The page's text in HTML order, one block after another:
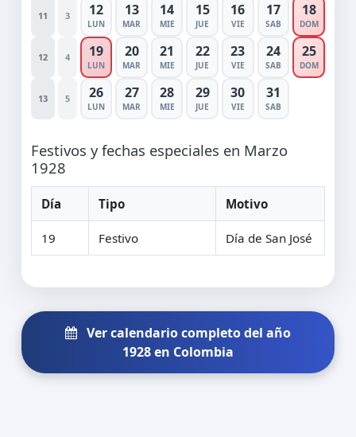
11 3 12
LUN
13
MAR
14
MIE
15
JUE
16
VIE
17
SAB
18
DOM
12 4 19
LUN
20
MAR
21
MIE
22
JUE
23
VIE
24
SAB
25
DOM
13 5 26
LUN
27
MAR
28
MIE
29
JUE
30
VIE
31
SAB
Festivos y fechas especiales en Marzo
1928
Día Tipo Motivo
19 Festivo Día de San José
Ver calendario completo del año
1928 en Colombia